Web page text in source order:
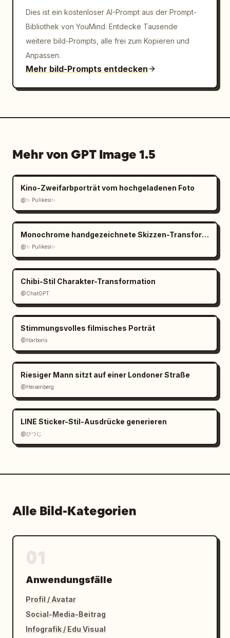
Dies ist ein kostenloser AI-Prompt aus der Prompt-
Bibliothek von YouMind. Entdecke Tausende
weitere bild-Prompts, alle frei zum Kopieren und
Anpassen.
Mehr bild-Prompts entdecken
Mehr von GPT Image 1.5
Kino-Zweifarbporträt vom hochgeladenen Foto
@✨ Pulikesi✨
Monochrome handgezeichnete Skizzen-Transformation
@✨ Pulikesi✨
Chibi-Stil Charakter-Transformation
@ChatGPT
Stimmungsvolles filmisches Porträt
@Harboris
Riesiger Mann sitzt auf einer Londoner Straße
@Heisenberg
LINE Sticker-Stil-Ausdrücke generieren
@ひつじ
Alle Bild-Kategorien
Anwendungsfälle
Profil / Avatar
Social-Media-Beitrag
Infografik / Edu Visual